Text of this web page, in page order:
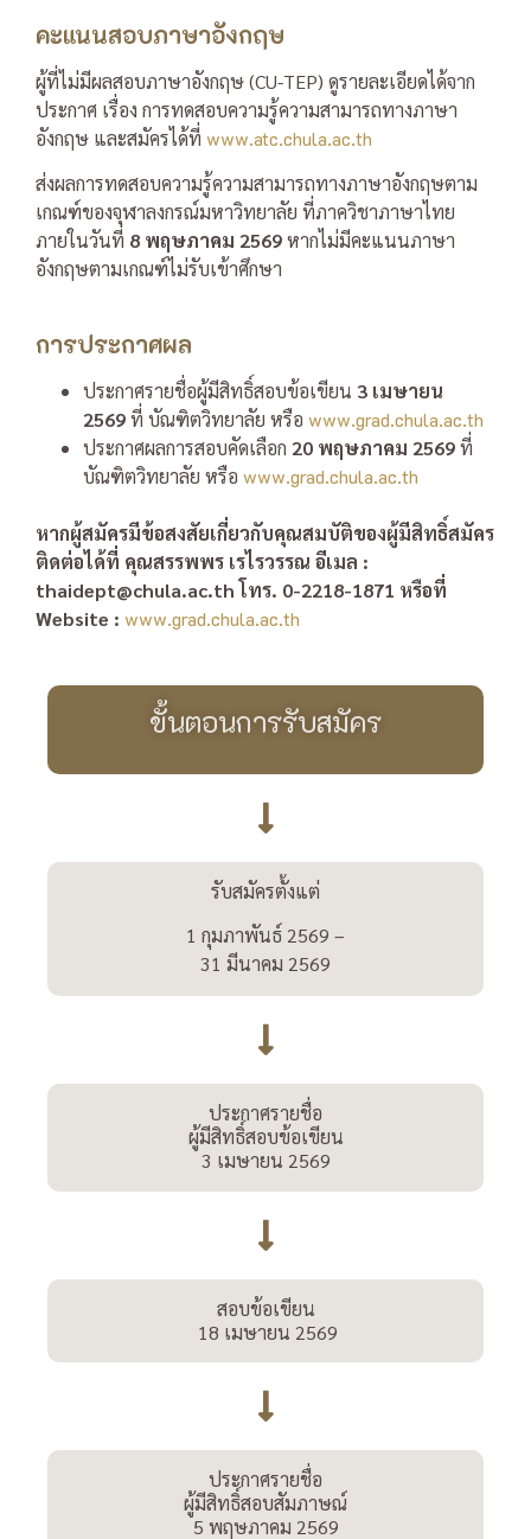
คะแนนสอบภาษาอังกฤษ
ผู้ที่ไม่มีผลสอบภาษาอังกฤษ (CU-TEP) ดูรายละเอียดได้จาก
ประกาศ เรื่อง การทดสอบความรู้ความสามารถทางภาษา
อังกฤษ และสมัครได้ที่ www.atc.chula.ac.th
ส่งผลการทดสอบความรู้ความสามารถทางภาษาอังกฤษตาม
เกณฑ์ของจุฬาลงกรณ์มหาวิทยาลัย ที่ภาควิชาภาษาไทย
ภายในวันที่ 8 พฤษภาคม 2569หากไม่มีคะแนนภาษา
อังกฤษตามเกณฑ์ไม่รับเข้าศึกษา
การประกาศผล
ประกาศรายชื่อผู้มีสิทธิ์สอบข้อเขียน 3 เมษายน
2569ที่ บัณฑิตวิทยาลัย หรือ www.grad.chula.ac.th
ประกาศผลการสอบคัดเลือก 20 พฤษภาคม 2569ที่
บัณฑิตวิทยาลัย หรือ www.grad.chula.ac.th
หากผู้สมัครมีข้อสงสัยเกี่ยวกับคุณสมบัติของผู้มีสิทธิ์สมัคร
ติดต่อได้ที่ คุณสรรพพร เรไรวรรณ อีเมล :
thaidept@chula.ac.th โทร. 0-2218-1871 หรือที่
Website : www.grad.chula.ac.th
ขั้นตอนการรับสมัคร
รับสมัครตั้งแต่
1 กุมภาพันธ์ 2569 –
31 มีนาคม 2569
ประกาศรายชื่อ
ผู้มีสิทธิ์สอบข้อเขียน
3 เมษายน 2569
สอบข้อเขียน
18 เมษายน 2569
ประกาศรายชื่อ
ผู้มีสิทธิ์สอบสัมภาษณ์
5 พฤษภาคม 2569